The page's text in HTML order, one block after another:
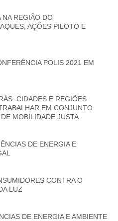
NA REGIÃO DO
AÇÕES PILOTO E
POLIS 2021 EM
CIDADES E REGIÕES
EM CONJUNTO
MOBILIDADE JUSTA
DE ENERGIA E
CONTRA O
LUZ
DE ENERGIA E AMBIENTE